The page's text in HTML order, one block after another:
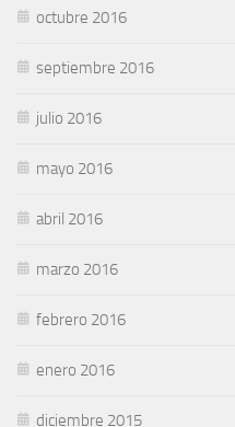
octubre 2016
septiembre 2016
julio 2016
mayo 2016
abril 2016
marzo 2016
febrero 2016
enero 2016
diciembre 2015